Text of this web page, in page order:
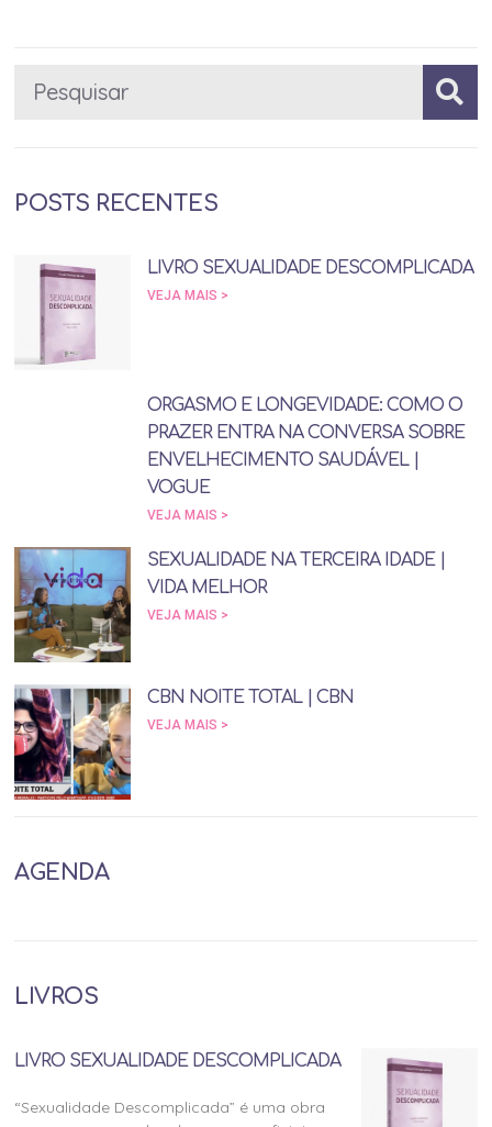
POSTS RECENTES
LIVRO SEXUALIDADE DESCOMPLICADA
VEJA MAIS >
ORGASMO E LONGEVIDADE: COMO O
PRAZER ENTRA NA CONVERSA SOBRE
ENVELHECIMENTO SAUDÁVEL |
VOGUE
VEJA MAIS >
SEXUALIDADE NA TERCEIRA IDADE |
VIDA MELHOR
VEJA MAIS >
CBN NOITE TOTAL | CBN
VEJA MAIS >
AGENDA
LIVROS
LIVRO SEXUALIDADE DESCOMPLICADA
“Sexualidade Descomplicada” é uma obra